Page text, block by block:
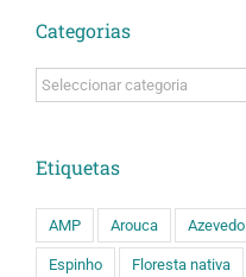
Categorias
Categorias
Etiquetas
AMP Arouca Azevedo
Espinho Floresta nativa